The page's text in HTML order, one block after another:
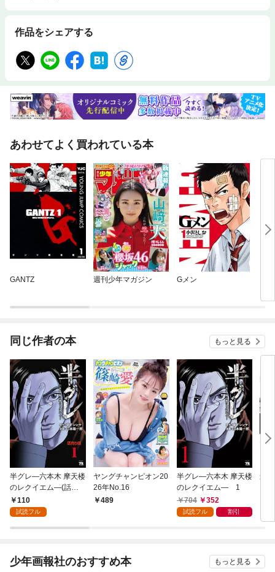
作品をシェアする
あわせてよく買われている本
GANTZ 週刊少年マガジン Gメン
同じ作者の本 もっと見る
半グレ―六本木 摩天楼
のレクイエム―(話売
り) #1
110
試読フル
ヤングチャンピオン20
26年No.16
489
半グレ―六本木 摩天楼
のレクイエム― 1
704
352
試読フル 割引
最
少年画報社のおすすめ本 もっと見る